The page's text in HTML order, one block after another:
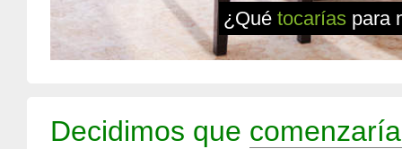
¿Qué tocarías para
Decidimos que